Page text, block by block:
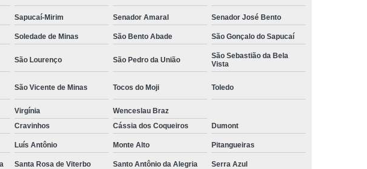
Preta Masculina Preço
Camisa Masculina Social
Fábrica Camisa Social
Fábrica de Camisa Social
Social de Homem
Fábrica de Camisa Social Masculina
Social para Homem
Loja de Fábrica Camisa Social
Loja de Moda Masculina
Loja de Moda Masculina Online
Loja Moda Masculina
Loja Moda Masculina Executivo
Loja Moda Masculina Social
Loja Virtual Moda Masculina
Sapucaí-Mirim Senador Amaral Senador José Bento
Soledade de Minas São Bento Abade São Gonçalo do Sapucaí
São Lourenço São Pedro da União
São Sebastião da Bela
Vista
São Vicente de Minas Tocos do Moji Toledo
Virgínia
Wenceslau Braz
Cravinhos Cássia dos Coqueiros Dumont
Luís Antônio Monte Alto Pitangueiras
Santa Rosa de Viterbo Santo Antônio da Alegria Serra Azul